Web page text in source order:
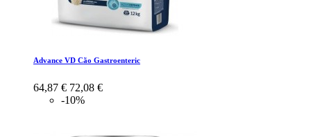
Advance VD Cão Gastroenteric
64,87 € 72,08 €
-10%